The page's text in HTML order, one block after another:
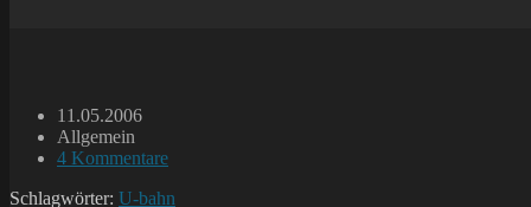
Beitrag
veröffentlicht:
11.05.2006
Beitrags-
Kategorie:
Allgemein
Beitrags-
4 Kommentare
Schlagwörter: U-bahn